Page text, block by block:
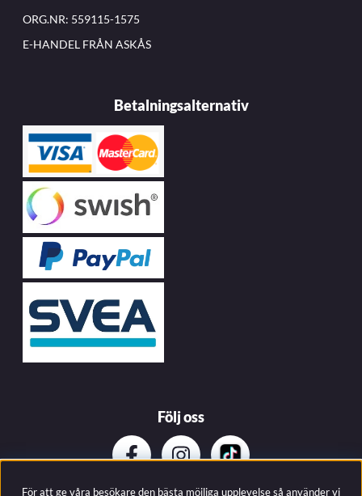
ORG.NR: 559115-1575
E-HANDEL FRÅN ASKÅS
Betalningsalternativ
Följ oss
För att ge våra besökare den bästa möjliga upplevelse så använder vi